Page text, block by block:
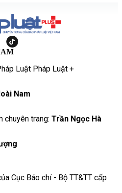
Luật Pháp Luật +
Nam
chuyên trang: Trần Ngọc Hà
Cục Báo chí - Bộ TT&TT cấp